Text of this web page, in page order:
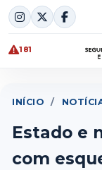
Skip
to
content
181
INÍCIO /
Estado e
com